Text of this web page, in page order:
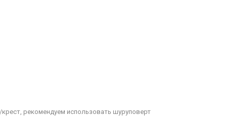
рекомендуем использовать шуруповерт